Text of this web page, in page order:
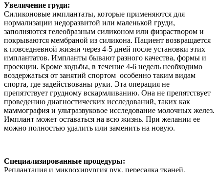
Увеличение груди:
Силиконовые имплантаты, которые применяются для
нормализации недоразвитой или маленькой груди,
заполняются гелеобразным силиконом или физраствором и
покрываются мембраной из силикона. Пациент возвращается
к повседневной жизни через 4-5 дней после установки этих
имплантатов. Импланты бывают разного качества, формы и
проекции. Кроме ходьбы, в течение 4-6 недель необходимо
воздержаться от занятий спортом особенно таким видам
спорта, где задействованы руки. Эта операция не
препятствует грудному вскармливанию. Она не препятствует
проведению диагностических исследований, таких как
маммография и ультразвуковое исследование молочных желез.
Имплант может оставаться на всю жизнь. При желании ее
можно полностью удалить или заменить на новую.
Специализированные процедуры:
Реплантация и микрохирургия рук, пересадка тканей,